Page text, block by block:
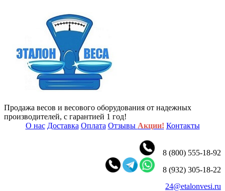
Продажа весов и весового оборудования от надежных
производителей, с гарантией 1 год!
О нас Доставка Оплата Отзывы Акции! Контакты
8 (800) 555-18-92
8 (932) 305-18-22
24@etalonvesi.ru